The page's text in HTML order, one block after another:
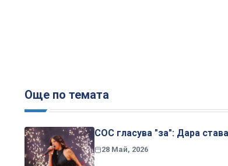
Още по темата
СОС гласува "за": Дара
28 Май, 2026